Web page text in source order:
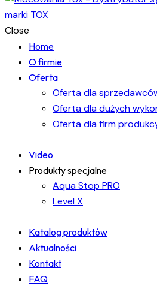
Close
Home
O firmie
Oferta
Oferta dla
Oferta dla dużych
Oferta dla firm
Video
Produkty specjalne
Aqua Stop PRO
Level X
Katalog produktów
Aktualności
Kontakt
FAQ